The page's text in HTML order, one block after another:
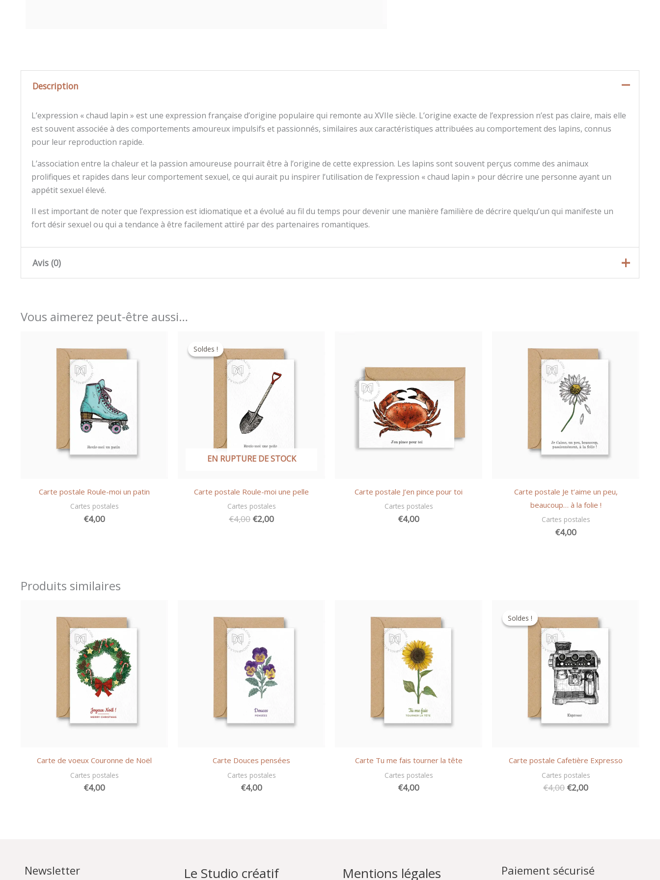
Description
L’expression « chaud lapin » est une expression française d’origine populaire qui remonte au XVIIe siècle. L’origine exacte de l’expression n’est pas claire, mais elle
est souvent associée à des comportements amoureux impulsifs et passionnés, similaires aux caractéristiques attribuées au comportement des lapins, connus
pour leur reproduction rapide.
L’association entre la chaleur et la passion amoureuse pourrait être à l’origine de cette expression. Les lapins sont souvent perçus comme des animaux
prolifiques et rapides dans leur comportement sexuel, ce qui aurait pu inspirer l’utilisation de l’expression « chaud lapin » pour décrire une personne ayant un
appétit sexuel élevé.
Il est important de noter que l’expression est idiomatique et a évolué au fil du temps pour devenir une manière familière de décrire quelqu’un qui manifeste un
fort désir sexuel ou qui a tendance à être facilement attiré par des partenaires romantiques.
Avis (0)
Seuls les clients connectés ayant acheté ce produit ont la possibilité de laisser un avis.
Vous aimerez peut-être aussi…
Carte postale Roule-moi un patin
Cartes postales
€4,00
Soldes !
EN RUPTURE DE STOCK
Soldes !
Carte postale Roule-moi une pelle
Cartes postales
€4,00 Le
€2,00Le
Carte postale J’en pince pour toi
Cartes postales
€4,00
Carte postale Je t’aime un peu,
beaucoup… à la folie !
Cartes postales
€4,00
Produits similaires
Carte de voeux Couronne de Noël
Cartes postales
€4,00
Carte Douces pensées
Cartes postales
€4,00
Carte Tu me fais tourner la tête
Cartes postales
€4,00
Soldes !
Soldes !
Carte postale Cafetière Expresso
Cartes postales
€4,00 Le
€2,00Le
Newsletter Le Studio créatif Mentions légales Paiement sécurisé